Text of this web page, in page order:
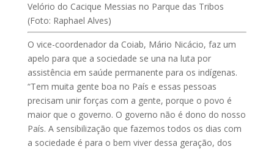
Velório do Cacique Messias no Parque das Tribos
(Foto: Raphael Alves)
O vice-coordenador da Coiab, Mário Nicácio, faz um
apelo para que a sociedade se una na luta por
assistência em saúde permanente para os indígenas.
“Tem muita gente boa no País e essas pessoas
precisam unir forças com a gente, porque o povo é
maior que o governo. O governo não é dono do nosso
País. A sensibilização que fazemos todos os dias com
a sociedade é para o bem viver dessa geração, dos